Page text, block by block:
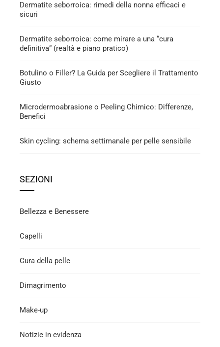
Dermatite seborroica: rimedi della nonna efficaci e
sicuri
Dermatite seborroica: come mirare a una “cura
definitiva” (realtà e piano pratico)
Botulino o Filler? La Guida per Scegliere il Trattamento
Giusto
Microdermoabrasione o Peeling Chimico: Differenze,
Benefici
Skin cycling: schema settimanale per pelle sensibile
SEZIONI
Bellezza e Benessere
Capelli
Cura della pelle
Dimagrimento
Make-up
Notizie in evidenza